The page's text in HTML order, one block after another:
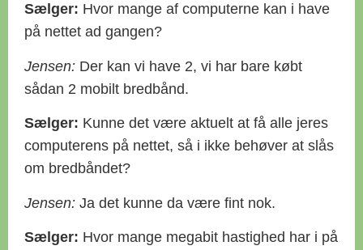
Sælger: Hvor mange af computerne kan i have
på nettet ad gangen?
Jensen: Der kan vi have 2, vi har bare købt
sådan 2 mobilt bredbånd.
Sælger: Kunne det være aktuelt at få alle jeres
computerens på nettet, så i ikke behøver at slås
om bredbåndet?
Jensen: Ja det kunne da være fint nok.
Sælger: Hvor mange megabit hastighed har i på